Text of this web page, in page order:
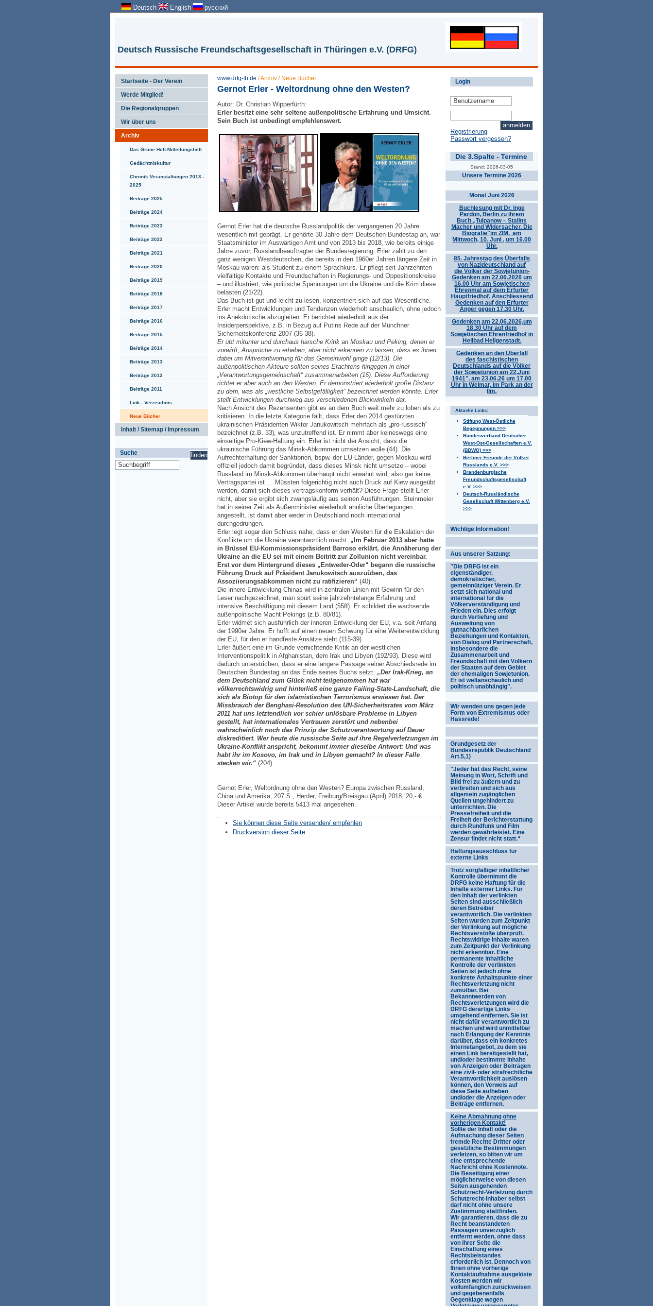
Deutsch English русский
Deutsch Russische Freundschaftsgesellschaft in Thüringen e.V. (DRFG)
Startseite - Der Verein
Werde Mitglied!
Die Regionalgruppen
Wir über uns
Archiv
Das Grüne Heft-Mitteilungsheft
Gedächtniskultur
Chronik Veranstaltungen 2013 -
2025
Beiträge 2025
Beiträge 2024
Beiträge 2023
Beiträge 2022
Beiträge 2021
Beiträge 2020
Beiträge 2019
Beiträge 2018
Beiträge 2017
Beiträge 2016
Beiträge 2015
Beiträge 2014
Beiträge 2013
Beiträge 2012
Beiträge 2011
Link - Verzeichnis
Neue Bücher
Inhalt / Sitemap / Impressum
Suche
Login
Registrierung
Passwort vergessen?
Die 3.Spalte - Termine
Stand: 2026-03-05
Unsere Termine 2026
Monat Juni 2026
Buchlesung mit Dr. Inge
Pardon, Berlin zu ihrem
Buch „Tulpanow – Stalins
Macher und Widersacher. Die
Biografie"im ZIM, am
Mittwoch, 10. Juni , um 16.00
Uhr.
85. Jahrestag des Überfalls
von Nazideutschland auf
die Völker der Sowjetunion-
Gedenken am 22.06.2026 um
16.00 Uhr am Sowjetischen
Ehrenmal auf dem Erfurter
Hauptfriedhof. Anschliessend
Gedenken auf den Erfurter
Anger gegen 17.30 Uhr.
Gedenken am 22.06.2026,um
18.30 Uhr auf dem
Sowjetischen Ehrenfriedhof in
Heilbad Heligenstadt.
Gedenken an den Überfall
des faschistischen
Deutschlands auf die Völker
der Sowjetunion am 22.Juni
1941", am 23.06.26 um 17.00
Uhr in Weimar, im Park an der
Ilm.
Aktuelle Links:
Stiftung West-Östliche
Begegnungen >>>
Bundesverband Deutscher
West-Ost-Gesellschaften e.V.
(BDWO) >>>
Berliner Freunde der Völker
Russlands e.V. >>>
Brandenburgische
Freundschaftsgesellschaft
e.V. >>>
Deutsch-Russländische
Gesellschaft Wittenberg e.V.
>>>
Wichtige Information!
Aus unserer Satzung:
"Die DRFG ist ein
eigenständiger,
demokratischer,
gemeinnütziger Verein. Er
setzt sich national und
international für die
Völkerverständigung und
Frieden ein. Dies erfolgt
durch Vertiefung und
Ausweitung von
gutnachbarlichen
Beziehungen und Kontakten,
von Dialog und Partnerschaft,
insbesondere die
Zusammenarbeit und
Freundschaft mit den Völkern
der Staaten auf dem Gebiet
der ehemaligen Sowjetunion.
Er ist weltanschaulich und
politisch unabhängig".
Wir wenden uns gegen jede
Form von Extremismus oder
Hassrede!
Grundgesetz der
Bundesrepublik Deutschland
Art.5,1)
"Jeder hat das Recht, seine
Meinung in Wort, Schrift und
Bild frei zu äußern und zu
verbreiten und sich aus
allgemein zugänglichen
Quellen ungehindert zu
unterrichten. Die
Pressefreiheit und die
Freiheit der Berichterstattung
durch Rundfunk und Film
werden gewährleistet. Eine
Zensur findet nicht statt.“
Haftungsausschluss für
externe Links
Trotz sorgfältiger inhaltlicher
Kontrolle übernimmt die
DRFG keine Haftung für die
Inhalte externer Links. Für
den Inhalt der verlinkten
Seiten sind ausschließlich
deren Betreiber
verantwortlich. Die verlinkten
Seiten wurden zum Zeitpunkt
der Verlinkung auf mögliche
Rechtsverstöße überprüft.
Rechtswidrige Inhalte waren
zum Zeitpunkt der Verlinkung
nicht erkennbar. Eine
permanente inhaltliche
Kontrolle der verlinkten
Seiten ist jedoch ohne
konkrete Anhaltspunkte einer
Rechtsverletzung nicht
zumutbar. Bei
Bekanntwerden von
Rechtsverletzungen wird die
DRFG derartige Links
umgehend entfernen. Sie ist
nicht dafür verantwortlich zu
machen und wird unmittelbar
nach Erlangung der Kenntnis
darüber, dass ein konkretes
Internetangebot, zu dem sie
einen Link bereitgestellt hat,
und/oder bestimmte Inhalte
von Anzeigen oder Beiträgen
eine zivil- oder strafrechtliche
Verantwortlichkeit auslösen
können, den Verweis auf
diese Seite aufheben
und/oder die Anzeigen oder
Beiträge entfernen.
Keine Abmahnung ohne
vorherigen Kontakt!
Sollte der Inhalt oder die
Aufmachung dieser Seiten
fremde Rechte Dritter oder
gesetzliche Bestimmungen
verletzen, so bitten wir um
eine entsprechende
Nachricht ohne Kostennote.
Die Beseitigung einer
möglicherweise von diesen
Seiten ausgehenden
Schutzrecht-Verletzung durch
Schutzrecht-Inhaber selbst
darf nicht ohne unsere
Zustimmung stattfinden.
Wir garantieren, dass die zu
Recht beanstandeten
Passagen unverzüglich
entfernt werden, ohne dass
von Ihrer Seite die
Einschaltung eines
Rechtsbeistandes
erforderlich ist. Dennoch von
Ihnen ohne vorherige
Kontaktaufnahme ausgelöste
Kosten werden wir
vollumfänglich zurückweisen
und gegebenenfalls
Gegenklage wegen
www.drfg-th.de /Archiv / Neue Bücher
Gernot Erler - Weltordnung ohne den Westen?
Autor: Dr. Christian Wipperfürth:
Erler besitzt eine sehr seltene außenpolitische Erfahrung und Umsicht.
Sein Buch ist unbedingt empfehlenswert.
Gernot Erler hat die deutsche Russlandpolitik der vergangenen 20 Jahre
wesentlich mit geprägt. Er gehörte 30 Jahre dem Deutschen Bundestag an, war
Staatsminister im Auswärtigen Amt und von 2013 bis 2018, wie bereits einige
Jahre zuvor, Russlandbeauftragter der Bundesregierung. Erler zählt zu den
ganz wenigen Westdeutschen, die bereits in den 1960er Jahren längere Zeit in
Moskau waren: als Student zu einem Sprachkurs. Er pflegt seit Jahrzehnten
vielfältige Kontakte und Freundschaften in Regierungs- und Oppositionskreise
– und illustriert, wie politische Spannungen um die Ukraine und die Krim diese
belasten (21/22).
Das Buch ist gut und leicht zu lesen, konzentriert sich auf das Wesentliche.
Erler macht Entwicklungen und Tendenzen wiederholt anschaulich, ohne jedoch
ins Anekdotische abzugleiten. Er berichtet wiederholt aus der
Insiderperspektive, z.B. in Bezug auf Putins Rede auf der Münchner
Sicherheitskonferenz 2007 (36-38).
Er übt mitunter und durchaus harsche Kritik an Moskau und Peking, denen er
vorwirft, Ansprüche zu erheben, aber nicht erkennen zu lassen, dass es ihnen
dabei um Mitverantwortung für das Gemeinwohl ginge (12/13). Die
außenpolitischen Akteure sollten seines Erachtens hingegen in einer
„Verantwortungsgemeinschaft“ zusammenarbeiten (16). Diese Aufforderung
richtet er aber auch an den Westen. Er demonstriert wiederholt große Distanz
zu dem, was als „westliche Selbstgefälligkeit“ bezeichnet werden könnte. Erler
stellt Entwicklungen durchweg aus verschiedenen Blickwinkeln dar.
Nach Ansicht des Rezensenten gibt es an dem Buch weit mehr zu loben als zu
kritisieren. In die letzte Kategorie fällt, dass Erler den 2014 gestürzten
ukrainischen Präsidenten Wiktor Janukowitsch mehrfach als „pro-russisch“
bezeichnet (z.B. 33), was unzutreffend ist. Er nimmt aber keineswegs eine
einseitige Pro-Kiew-Haltung ein: Erler ist nicht der Ansicht, dass die
ukrainische Führung das Minsk-Abkommen umsetzen wolle (44). Die
Aufrechterhaltung der Sanktionen, bspw. der EU-Länder, gegen Moskau wird
offiziell jedoch damit begründet, dass dieses Minsk nicht umsetze – wobei
Russland im Minsk-Abkommen überhaupt nicht erwähnt wird, also gar keine
Vertragspartei ist … Müssten folgerichtig nicht auch Druck auf Kiew ausgeübt
werden, damit sich dieses vertragskonform verhält? Diese Frage stellt Erler
nicht, aber sie ergibt sich zwangsläufig aus seinen Ausführungen. Steinmeier
hat in seiner Zeit als Außenminister wiederholt ähnliche Überlegungen
angestellt, ist damit aber weder in Deutschland noch international
durchgedrungen.
Erler legt sogar den Schluss nahe, dass er den Westen für die Eskalation der
Konflikte um die Ukraine verantwortlich macht: „Im Februar 2013 aber hatte
in Brüssel EU-Kommissionspräsident Barroso erklärt, die Annäherung der
Ukraine an die EU sei mit einem Beitritt zur Zollunion nicht vereinbar.
Erst vor dem Hintergrund dieses „Entweder-Oder“ begann die russische
Führung Druck auf Präsident Janukowitsch auszuüben, das
Assoziierungsabkommen nicht zu ratifizieren“ (40).
Die innere Entwicklung Chinas wird in zentralen Linien mit Gewinn für den
Leser nachgezeichnet, man spürt seine jahrzehntelange Erfahrung und
intensive Beschäftigung mit diesem Land (55ff). Er schildert die wachsende
außenpolitische Macht Pekings (z.B. 80/81).
Erler widmet sich ausführlich der inneren Entwicklung der EU, v.a. seit Anfang
der 1990er Jahre. Er hofft auf einen neuen Schwung für eine Weiterentwicklung
der EU, für den er handfeste Ansätze sieht (115-39).
Erler äußert eine im Grunde vernichtende Kritik an der westlichen
Interventionspolitik in Afghanistan, dem Irak und Libyen (192/93). Diese wird
dadurch unterstrichen, dass er eine längere Passage seiner Abschiedsrede im
Deutschen Bundestag an das Ende seines Buchs setzt: „Der Irak-Krieg, an
dem Deutschland zum Glück nicht teilgenommen hat war
völkerrechtswidrig und hinterließ eine ganze Failing-State-Landschaft, die
sich als Biotop für den islamistischen Terrorismus erwiesen hat. Der
Missbrauch der Benghasi-Resolution des UN-Sicherheitsrates vom März
2011 hat uns letztendlich vor schier unlösbare Probleme in Libyen
gestellt, hat internationales Vertrauen zerstört und nebenbei
wahrscheinlich noch das Prinzip der Schutzverantwortung auf Dauer
diskreditiert. Wer heute die russische Seite auf ihre Regelverletzungen im
Ukraine-Konflikt anspricht, bekommt immer dieselbe Antwort: Und was
habt ihr im Kosovo, im Irak und in Libyen gemacht? In dieser Falle
stecken wir.“ (204)
Gernot Erler, Weltordnung ohne den Westen? Europa zwischen Russland,
China und Amerika, 207 S., Herder, Freiburg/Breisgau (April) 2018, 20,- €
Dieser Artikel wurde bereits 5413 mal angesehen.
Sie können diese Seite versenden/ empfehlen
Druckversion dieser Seite